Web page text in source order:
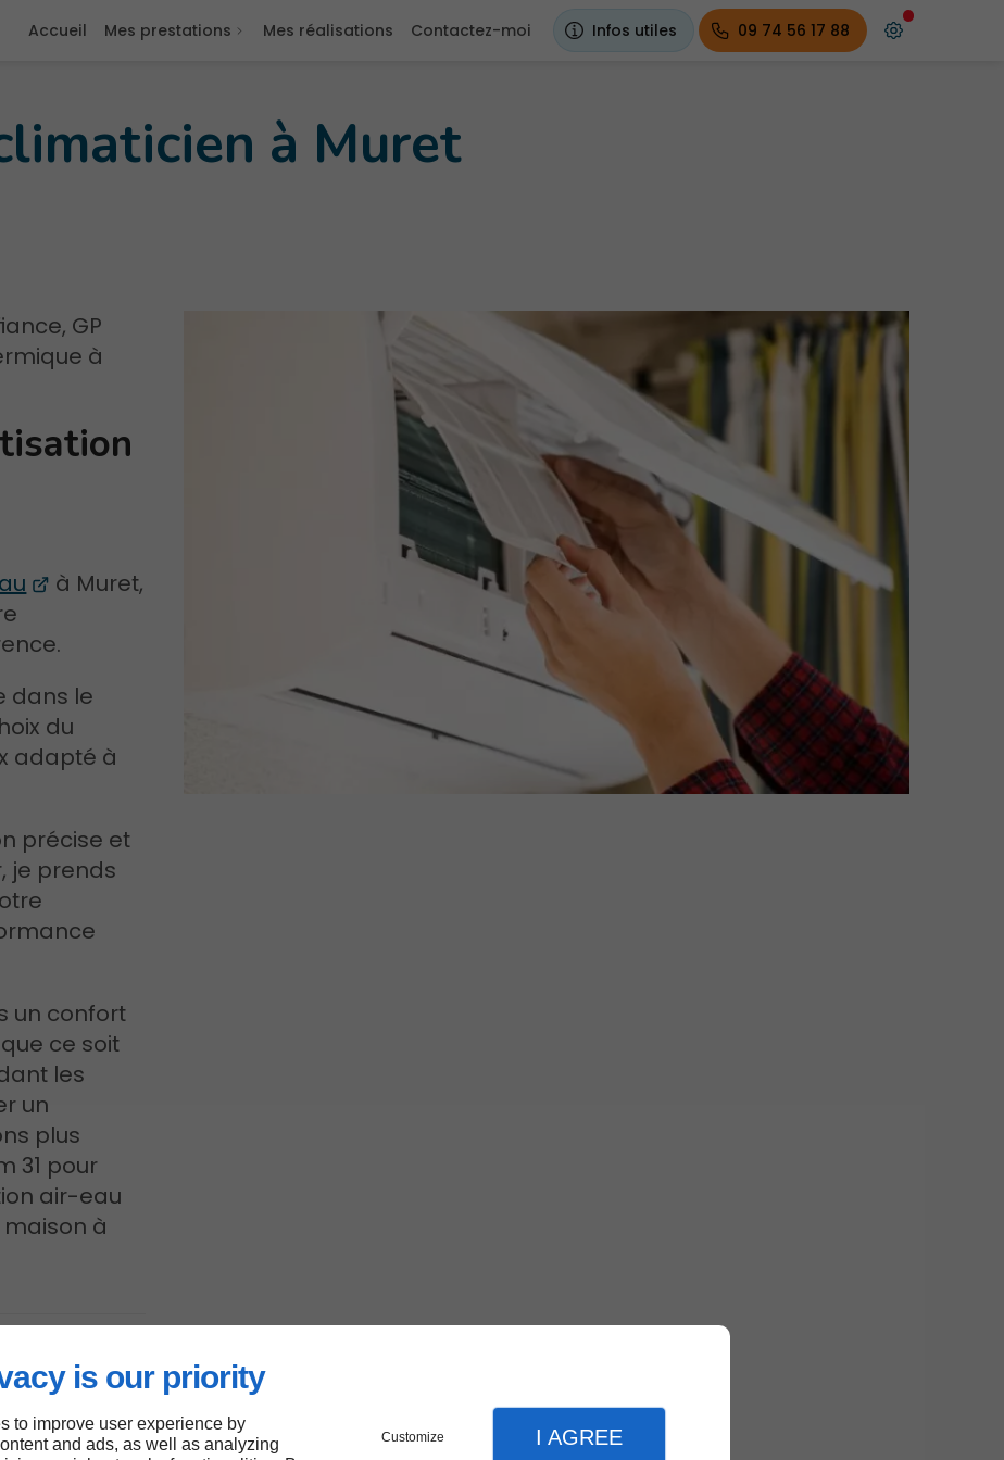
is our priority
to improve user experience by
and ads, as well as analyzing
Customize I AGREE
Accueil Mes prestations Mes réalisations Contactez-moi Infos utiles 09 74 56 17 88
à Muret
GP
à
à Muret,
dans le
du
adapté à
précise et
je prends
un confort
ce soit
les
un
plus
31 pour
air-eau
à
de